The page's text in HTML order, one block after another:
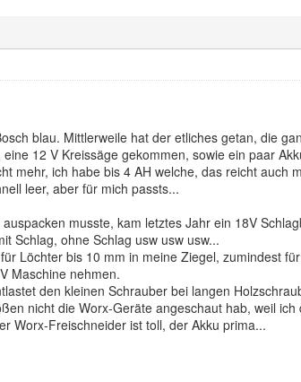
blau. Mittlerweile hat der etliches getan, die
12 V Kreissäge gekommen, sowie ein paar
mehr, ich habe bis 4 AH welche, das reicht auch
leer, aber für mich passts...
musste, kam letztes Jahr ein 18V
Schlag, ohne Schlag usw usw usw...
Löchter bis 10 mm in meine Ziegel, zumindest
Maschine nehmen.
den kleinen Schrauber bei langen
nicht die Worx-Geräte angeschaut hab, weil
Worx-Freischneider ist toll, der Akku prima...